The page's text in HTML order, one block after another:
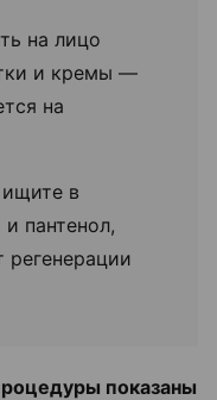
на лицо
и кремы —
на
в
пантенол,
регенерации
показаны